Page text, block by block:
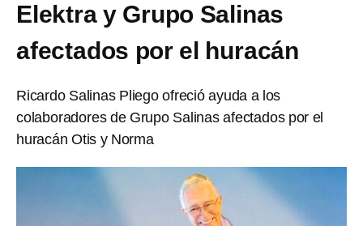
Elektra y Grupo Salinas
afectados por el huracán
Ricardo Salinas Pliego ofreció ayuda a los
colaboradores de Grupo Salinas afectados por el
huracán Otis y Norma